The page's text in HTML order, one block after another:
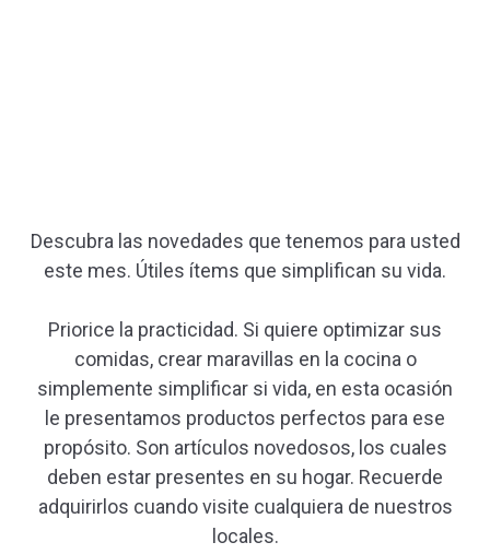
Descubra las novedades que tenemos para usted
este mes. Útiles ítems que simplifican su vida.
Priorice la practicidad. Si quiere optimizar sus
comidas, crear maravillas en la cocina o
simplemente simplificar si vida, en esta ocasión
le presentamos productos perfectos para ese
propósito. Son artículos novedosos, los cuales
deben estar presentes en su hogar. Recuerde
adquirirlos cuando visite cualquiera de nuestros
locales.